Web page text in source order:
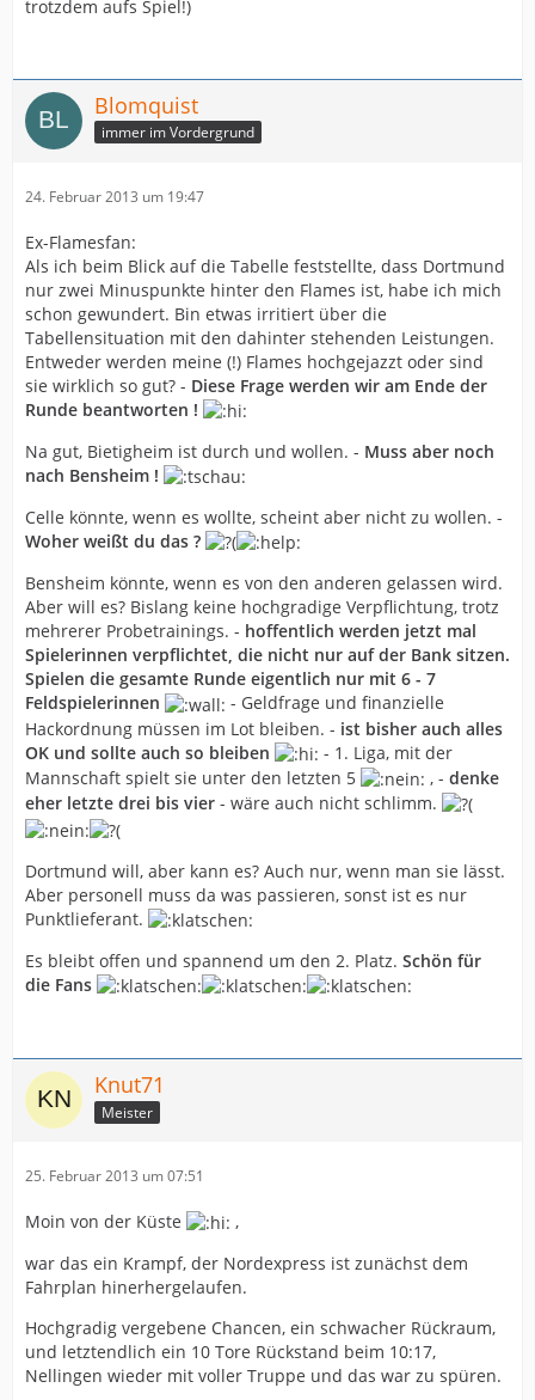
trotzdem aufs Spiel!)
Blomquist
immer im Vordergrund
24. Februar 2013 um 19:47
Ex-Flamesfan:
Als ich beim Blick auf die Tabelle feststellte, dass Dortmund
nur zwei Minuspunkte hinter den Flames ist, habe ich mich
schon gewundert. Bin etwas irritiert über die
Tabellensituation mit den dahinter stehenden Leistungen.
Entweder werden meine (!) Flames hochgejazzt oder sind
sie wirklich so gut? - Diese Frage werden wir am Ende der
Runde beantworten !
Na gut, Bietigheim ist durch und wollen. - Muss aber noch
nach Bensheim !
Celle könnte, wenn es wollte, scheint aber nicht zu wollen. -
Woher weißt du das ?
Bensheim könnte, wenn es von den anderen gelassen wird.
Aber will es? Bislang keine hochgradige Verpflichtung, trotz
mehrerer Probetrainings. - hoffentlich werden jetzt mal
Spielerinnen verpflichtet, die nicht nur auf der Bank sitzen.
Spielen die gesamte Runde eigentlich nur mit 6 - 7
Feldspielerinnen
- Geldfrage und finanzielle
Hackordnung müssen im Lot bleiben. - ist bisher auch alles
OK und sollte auch so bleiben
- 1. Liga, mit der
Mannschaft spielt sie unter den letzten 5
, - denke
eher letzte drei bis vier - wäre auch nicht schlimm.
Dortmund will, aber kann es? Auch nur, wenn man sie lässt.
Aber personell muss da was passieren, sonst ist es nur
Punktlieferant.
Es bleibt offen und spannend um den 2. Platz. Schön für
die Fans
Knut71
Meister
25. Februar 2013 um 07:51
Moin von der Küste
,
war das ein Krampf, der Nordexpress ist zunächst dem
Fahrplan hinerhergelaufen.
Hochgradig vergebene Chancen, ein schwacher Rückraum,
und letztendlich ein 10 Tore Rückstand beim 10:17,
Nellingen wieder mit voller Truppe und das war zu spüren.